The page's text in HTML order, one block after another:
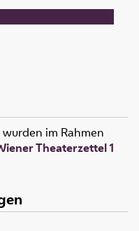
im Rahmen
Theaterzettel 1